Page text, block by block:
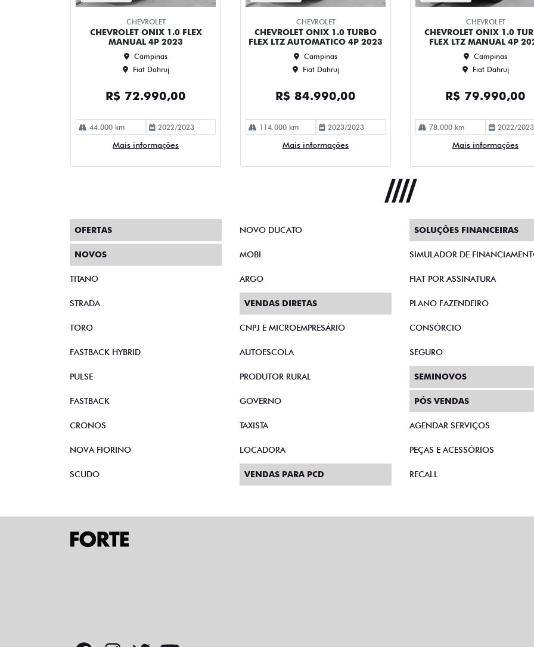
CHEVROLET
CHEVROLET ONIX 1.0 FLEX
MANUAL 4P 2023
Campinas
Fiat Dahruj
R$ 72.990,00
44.000 km 2022/2023
Mais informações
CHEVROLET
CHEVROLET ONIX 1.0 TURBO
FLEX LTZ AUTOMATICO 4P 2023
Campinas
Fiat Dahruj
R$ 84.990,00
114.000 km 2023/2023
Mais informações
CHEVROLET
CHEVROLET ONIX 1.0
FLEX LTZ MANUAL 4P
Campinas
Fiat Dahruj
R$ 79.990,00
78.000 km 2022/2023
Mais informações
OFERTAS
NOVOS
TITANO
STRADA
TORO
FASTBACK HYBRID
PULSE
FASTBACK
CRONOS
NOVA FIORINO
SCUDO
NOVO DUCATO
MOBI
ARGO
VENDAS DIRETAS
CNPJ E MICROEMPRESÁRIO
AUTOESCOLA
PRODUTOR RURAL
GOVERNO
TAXISTA
LOCADORA
VENDAS PARA PCD
SOLUÇÕES FINANCEIRAS
SIMULADOR DE
FIAT POR ASSINATURA
PLANO FAZENDEIRO
CONSÓRCIO
SEGURO
SEMINOVOS
PÓS VENDAS
AGENDAR SERVIÇOS
PEÇAS E ACESSÓRIOS
RECALL